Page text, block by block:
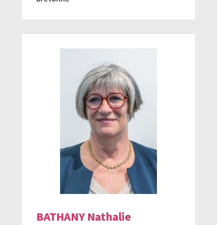
BATHANY Nathalie